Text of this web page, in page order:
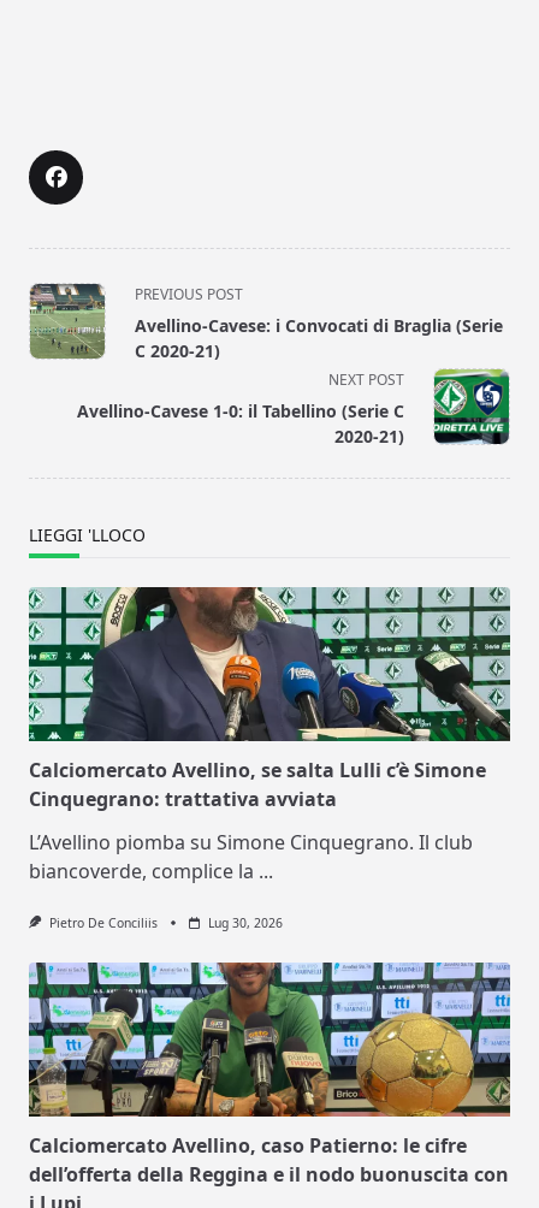
<span
class="nav-
subtitle
reader-
PREVIOUS POST
Avellino-Cavese: i Convocati di Braglia (Serie
C 2020-21)
NEXT POST
Avellino-Cavese 1-0: il Tabellino (Serie C
2020-21)
LIEGGI 'LLOCO
Calciomercato Avellino, se salta Lulli c’è Simone
Cinquegrano: trattativa avviata
L’Avellino piomba su Simone Cinquegrano. Il club
biancoverde, complice la ...
Pietro De Conciliis Lug 30, 2026
Calciomercato Avellino, caso Patierno: le cifre
dell’offerta della Reggina e il nodo buonuscita con